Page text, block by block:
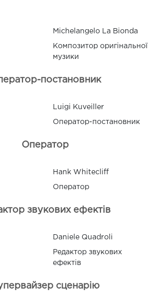
Michelangelo La Bionda
Композитор оригінальної
музики
постановник
Luigi Kuveiller
Оператор-постановник
Оператор
Hank Whitecliff
Оператор
звукових ефектів
Daniele Quadroli
Редактор звукових
ефектів
сценарію